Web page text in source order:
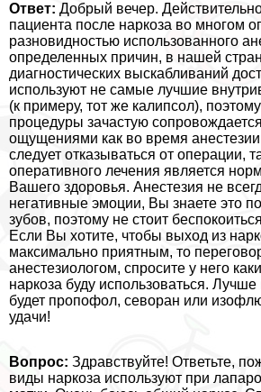
Ответ: Добрый вечер.
пациента после наркоза во многом
разновидностью использованного
определенных причин, в нашей
диагностических выскабливаний
используют не самые лучшие
(к примеру, тот же калипсол),
процедуры зачастую
ощущениями как во время
следует отказываться от операции,
оперативного лечения является
Вашего здоровья. Анестезия не
негативные эмоции, Вы знаете это
зубов, поэтому не стоит
Если Вы хотите, чтобы выход из
максимально приятным, то
анестезиологом, спросите у него
наркоза буду использоваться. Лучше
будет пропофол, севоран или
удачи!
Вопрос: Здравствуйте! Ответьте,
виды наркоза используют при